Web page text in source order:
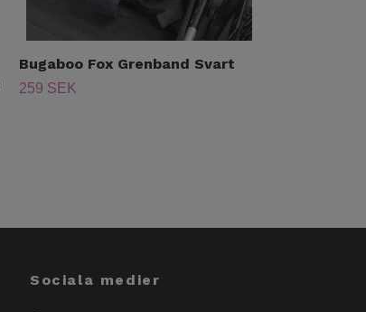
Bugaboo Fox Grenband Svart
259 SEK
Sociala medier